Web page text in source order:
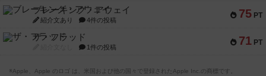
75 PT
ブレーキング・アウェイ
紹介文あり 4件の投稿
71 PT
ザ・フラッド
1件の投稿
※Apple、Apple のロゴ は、米国および他の国々で登録されたApple Inc.の商標です。